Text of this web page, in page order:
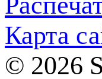
Карта
© 2026